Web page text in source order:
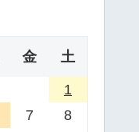
金 土
1
7
8